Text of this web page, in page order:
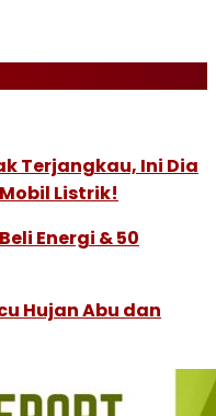
Terjangkau, Ini Dia
Listrik!
Energi & 50
Hujan Abu dan